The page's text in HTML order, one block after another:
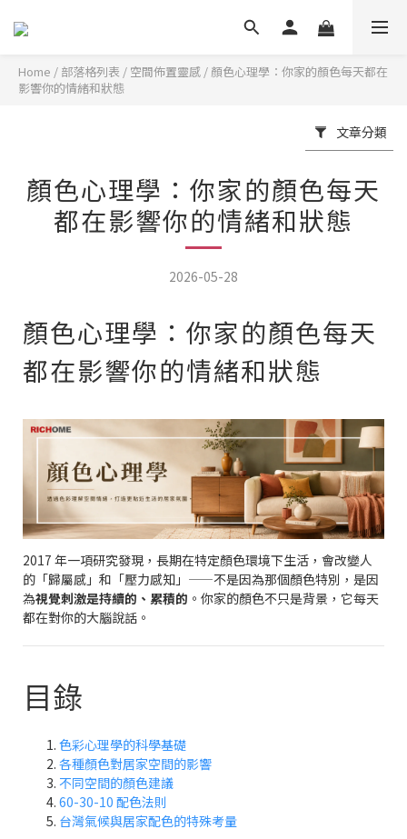
Home / 部落格列表 / 空間佈置靈感 / 顏色心理學：你家的顏色每天都在
影響你的情緒和狀態
文章分類
顏色心理學：你家的顏色每天
都在影響你的情緒和狀態
2026-05-28
顏色心理學：你家的顏色每天
都在影響你的情緒和狀態
2017 年一項研究發現，長期在特定顏色環境下生活，會改變人
的「歸屬感」和「壓力感知」——不是因為那個顏色特別，是因
為視覺刺激是持續的、累積的 。你家的顏色不只是背景，它每天
都在對你的大腦說話。
目錄
色彩心理學的科學基礎
各種顏色對居家空間的影響
不同空間的顏色建議
60-30-10 配色法則
台灣氣候與居家配色的特殊考量